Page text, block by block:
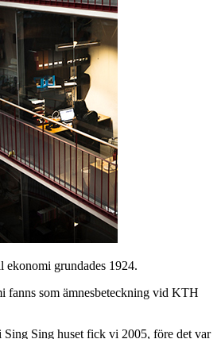
grundades 1924.
fanns som ämnesbeteckning vid KTH
Sing huset fick vi 2005, före det var